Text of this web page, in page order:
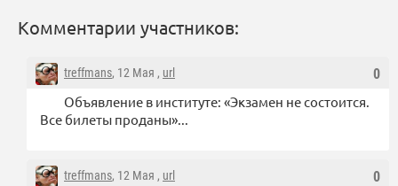
Комментарии участников:
0
treffmans, 12 Мая , url
Объявление в институте: «Экзамен не состоится.
Все билеты проданы»...
0
treffmans, 12 Мая , url